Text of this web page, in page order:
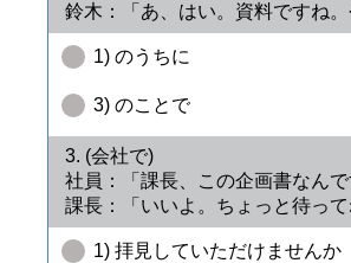
鈴木：「あ、はい。資料ですね
1) のうちに
3) のことで
3. (会社で)
社員：「課長、この企画書な
課長：「いいよ。ちょっと待って
1) 拝見していただけませんか